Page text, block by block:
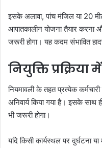
इसके अलावा, पांच मंजिल या 20
आपातकालीन योजना तैयार करना
जरूरी होगा। यह कदम संभावित
नियुक्ति प्रक्रिया
नियमावली के तहत प्रत्येक
अनिवार्य किया गया है। इसके साथ
भी जरूरी होगा।
यदि किसी कार्यस्थल पर दुर्घटना